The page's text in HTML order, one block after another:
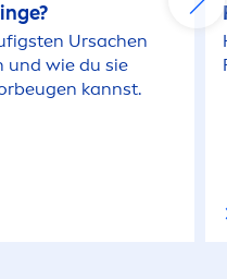
Ursachen
und wie du sie
kannst.